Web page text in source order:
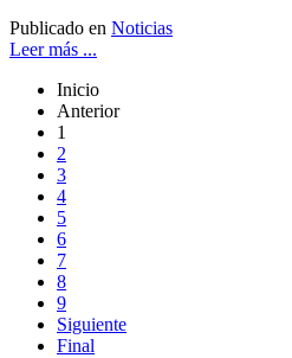
Publicado en Noticias
Leer más ...
Inicio
Anterior
1
2
3
4
5
6
7
8
9
Siguiente
Final